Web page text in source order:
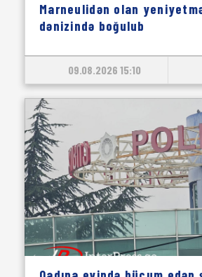
Marneulidən olan
dənizində boğulub
09.08.2026 15:10